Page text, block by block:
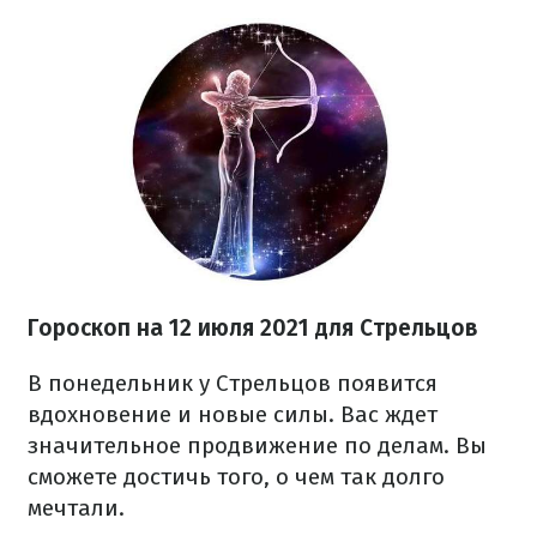
Гороскоп на 12 июля 2021 для Стрельцов
В понедельник у Стрельцов появится
вдохновение и новые силы. Вас ждет
значительное продвижение по делам. Вы
сможете достичь того, о чем так долго
мечтали.